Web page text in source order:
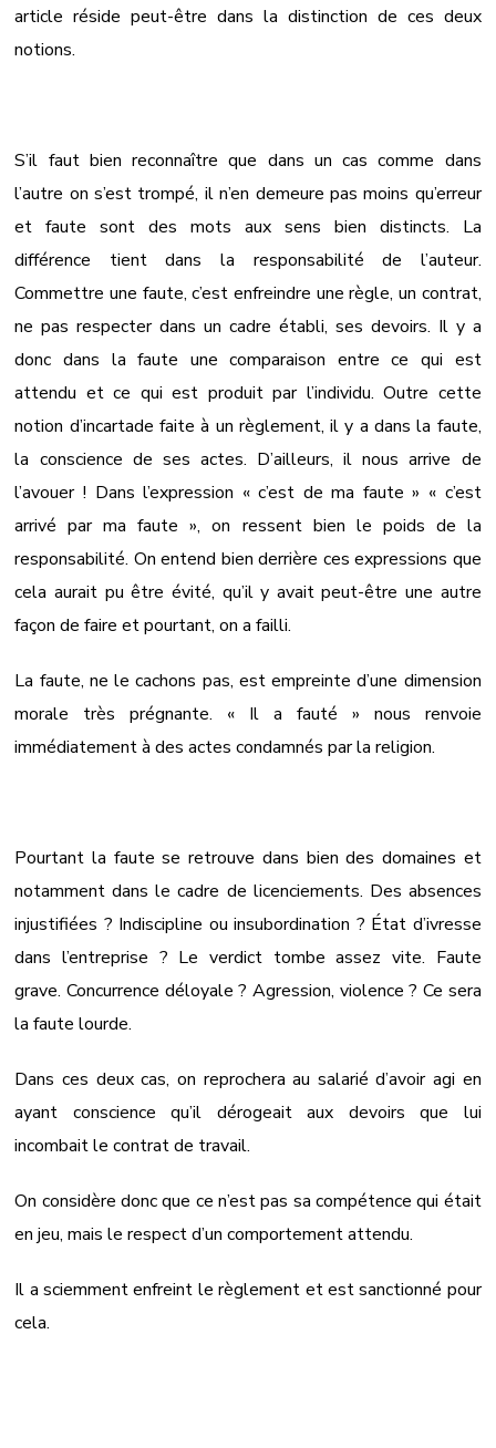
article réside peut-être dans la distinction de ces deux
notions.
S’il faut bien reconnaître que dans un cas comme dans
l’autre on s’est trompé, il n’en demeure pas moins qu’erreur
et faute sont des mots aux sens bien distincts. La
différence tient dans la responsabilité de l’auteur.
Commettre une faute, c’est enfreindre une règle, un contrat,
ne pas respecter dans un cadre établi, ses devoirs. Il y a
donc dans la faute une comparaison entre ce qui est
attendu et ce qui est produit par l’individu. Outre cette
notion d’incartade faite à un règlement, il y a dans la faute,
la conscience de ses actes. D’ailleurs, il nous arrive de
l’avouer ! Dans l’expression « c’est de ma faute » « c’est
arrivé par ma faute », on ressent bien le poids de la
responsabilité. On entend bien derrière ces expressions que
cela aurait pu être évité, qu’il y avait peut-être une autre
façon de faire et pourtant, on a failli.
La faute, ne le cachons pas, est empreinte d’une dimension
morale très prégnante. « Il a fauté » nous renvoie
immédiatement à des actes condamnés par la religion.
Pourtant la faute se retrouve dans bien des domaines et
notamment dans le cadre de licenciements. Des absences
injustifiées ? Indiscipline ou insubordination ? État d’ivresse
dans l’entreprise ? Le verdict tombe assez vite. Faute
grave. Concurrence déloyale ? Agression, violence ? Ce sera
la faute lourde.
Dans ces deux cas, on reprochera au salarié d’avoir agi en
ayant conscience qu’il dérogeait aux devoirs que lui
incombait le contrat de travail.
On considère donc que ce n’est pas sa compétence qui était
en jeu, mais le respect d’un comportement attendu.
Il a sciemment enfreint le règlement et est sanctionné pour
cela.